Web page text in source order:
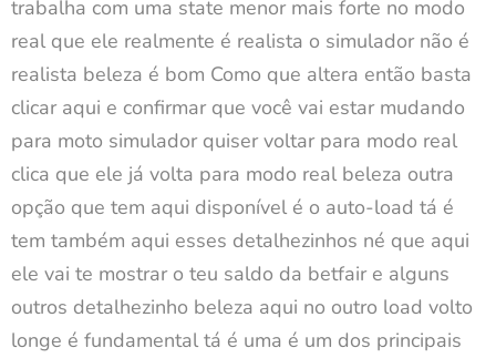
trabalha com uma state menor mais forte no modo
real que ele realmente é realista o simulador não é
realista beleza é bom Como que altera então basta
clicar aqui e confirmar que você vai estar mudando
para moto simulador quiser voltar para modo real
clica que ele já volta para modo real beleza outra
opção que tem aqui disponível é o auto-load tá é
tem também aqui esses detalhezinhos né que aqui
ele vai te mostrar o teu saldo da betfair e alguns
outros detalhezinho beleza aqui no outro load volto
longe é fundamental tá é uma é um dos principais